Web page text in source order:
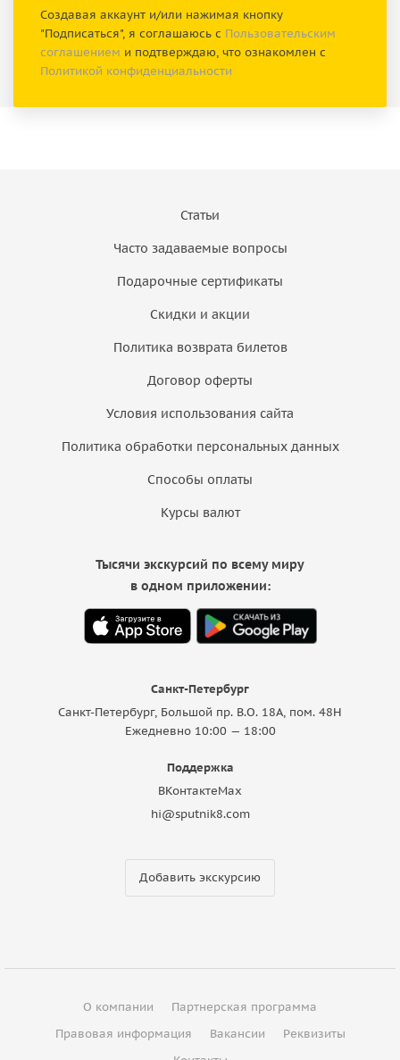
Создавая аккаунт и/или нажимая кнопку
"Подписаться", я соглашаюсь с Пользовательским
соглашением и подтверждаю, что ознакомлен с
Политикой конфиденциальности
Статьи
Часто задаваемые вопросы
Подарочные сертификаты
Скидки и акции
Политика возврата билетов
Договор оферты
Условия использования сайта
Политика обработки персональных данных
Способы оплаты
Курсы валют
Санкт-Петербург
Санкт-Петербург, Большой пр. В.О. 18A, пом. 48Н
Ежедневно 10:00 — 18:00
Поддержка
ВКонтактеMax
hi@sputnik8.com
Добавить экскурсию
Тысячи экскурсий по всему миру
в одном приложении:
О компании
Партнерская программа
Правовая информация
Вакансии
Реквизиты